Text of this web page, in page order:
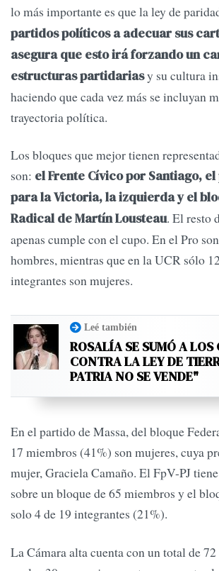
lo más importante es que la ley de
partidos políticos a adecuar sus
asegura que esto irá forzando un
estructuras partidariasy su cultura
haciendo que cada vez más se incluyan
trayectoria política.
Los bloques que mejor tienen
son: el Frente Cívico por Santiago,
para la Victoria, la izquierda y el
Radical de Martín Lousteau. El resto
apenas cumple con el cupo. En el Pro
hombres, mientras que en la UCR sólo
integrantes son mujeres.
Leé también
ROSALÍA SE SUMÓ A
CONTRA LA LEY DE
PATRIA NO SE VENDE"
En el partido de Massa, del bloque
17 miembros (41%) son mujeres, cuya
mujer, Graciela Camaño. El FpV-PJ
sobre un bloque de 65 miembros y el
solo 4 de 19 integrantes (21%).
La Cámara alta cuenta con un total de